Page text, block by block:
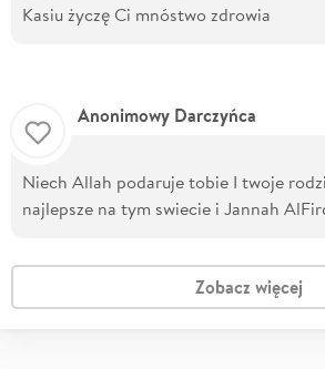
Kasiu życzę Ci mnóstwo zdrowia
Anonimowy Darczyńca
Niech Allah podaruje tobie I twoje
najlepsze na tym swiecie i Jannah
Zobacz więcej